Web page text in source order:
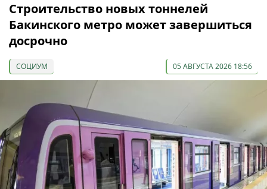
Строительство новых тоннелей
Бакинского метро может завершиться
досрочно
СОЦИУМ 05 АВГУСТА 2026 18:56